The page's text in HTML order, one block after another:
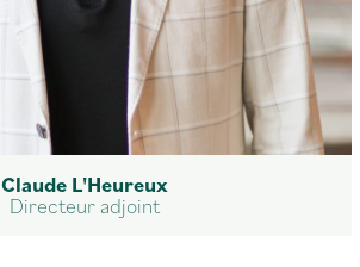
Claude L'Heureux
Directeur adjoint